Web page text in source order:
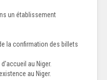
un établissement
la confirmation des billets
au Niger.
au Niger.